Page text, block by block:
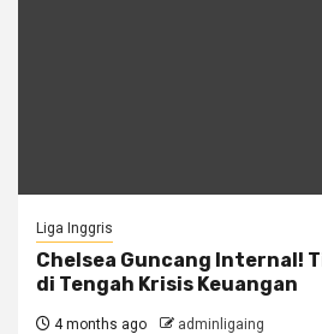
Liga Inggris
Chelsea Guncang Internal!
di Tengah Krisis Keuangan
4 months ago adminligaing